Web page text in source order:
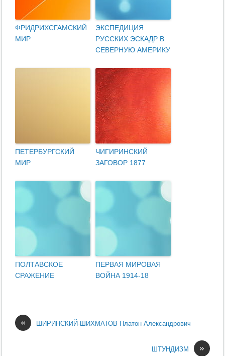
ФРИДРИХСГАМСКИЙ
МИР
ЭКСПЕДИЦИЯ
РУССКИХ ЭСКАДР В
СЕВЕРНУЮ АМЕРИКУ
ПЕТЕРБУРГСКИЙ
МИР
ЧИГИРИНСКИЙ
ЗАГОВОР 1877
ПОЛТАВСКОЕ
СРАЖЕНИЕ
ПЕРВАЯ МИРОВАЯ
ВОЙНА 1914-18
« ШИРИНСКИЙ-ШИХМАТОВ Платон Александрович
»
ШТУНДИЗМ